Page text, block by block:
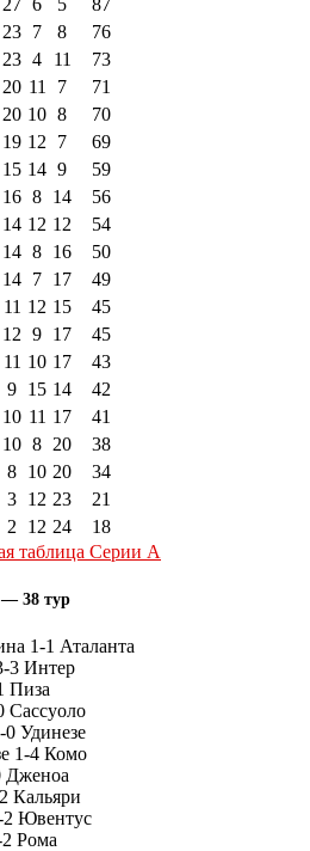
27 6 5
87
23 7 8
76
23 4 11
73
20 11 7
71
20 10 8
70
19 12 7
69
15 14 9
59
16 8 14
56
14 12 12
54
14 8 16
50
14 7 17
49
11 12 15
45
12 9 17
45
11 10 17
43
9 15 14
42
10 11 17
41
10 8 20
38
8 10 20
34
3 12 23
21
2 12 24
18
таблица Серии А
38 тур
1-1 Аталанта
3 Интер
Пиза
Сассуоло
Удинезе
1-4 Комо
Дженоа
Кальяри
2 Ювентус
Рома